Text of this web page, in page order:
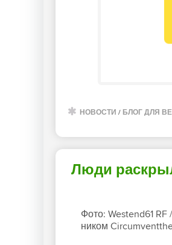
НОВОСТИ / БЛОГ ДЛЯ
Люди
Фото: Westend61
ником